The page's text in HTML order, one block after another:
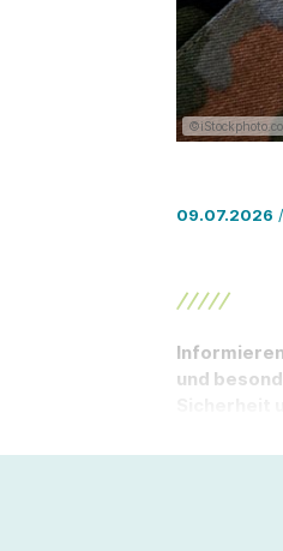
09.07.2026
und